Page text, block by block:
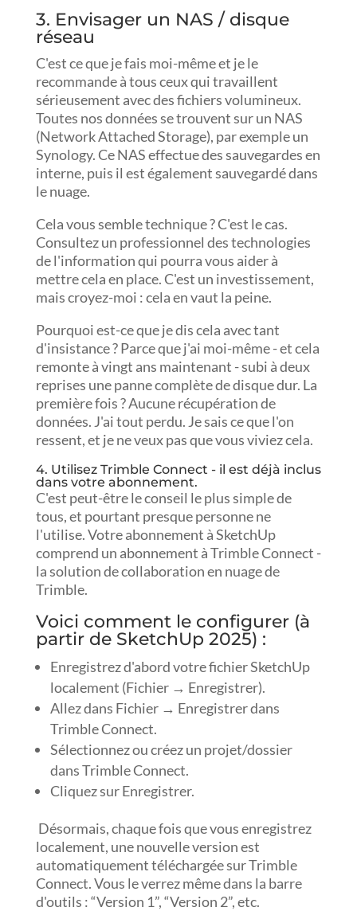
3. Envisager un NAS / disque
réseau
C'est ce que je fais moi-même et je le
recommande à tous ceux qui travaillent
sérieusement avec des fichiers volumineux.
Toutes nos données se trouvent sur un NAS
(Network Attached Storage), par exemple un
Synology. Ce NAS effectue des sauvegardes en
interne, puis il est également sauvegardé dans
le nuage.
Cela vous semble technique ? C'est le cas.
Consultez un professionnel des technologies
de l'information qui pourra vous aider à
mettre cela en place. C'est un investissement,
mais croyez-moi : cela en vaut la peine.
Pourquoi est-ce que je dis cela avec tant
d'insistance ? Parce que j'ai moi-même - et cela
remonte à vingt ans maintenant - subi à deux
reprises une panne complète de disque dur. La
première fois ? Aucune récupération de
données. J'ai tout perdu. Je sais ce que l'on
ressent, et je ne veux pas que vous viviez cela.
4. Utilisez Trimble Connect - il est déjà inclus
dans votre abonnement.
C'est peut-être le conseil le plus simple de
tous, et pourtant presque personne ne
l'utilise. Votre abonnement à SketchUp
comprend un abonnement à Trimble Connect -
la solution de collaboration en nuage de
Trimble.
Voici comment le configurer (à
partir de SketchUp 2025) :
Enregistrez d'abord votre fichier SketchUp
localement (Fichier → Enregistrer).
Allez dans Fichier → Enregistrer dans
Trimble Connect.
Sélectionnez ou créez un projet/dossier
dans Trimble Connect.
Cliquez sur Enregistrer.
Désormais, chaque fois que vous enregistrez
localement, une nouvelle version est
automatiquement téléchargée sur Trimble
Connect. Vous le verrez même dans la barre
d'outils : “Version 1”, “Version 2”, etc.